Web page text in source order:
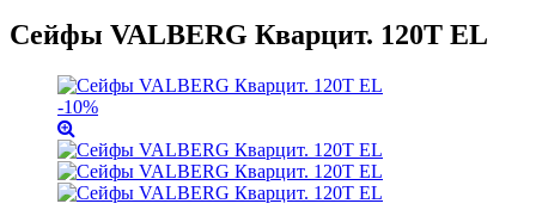
Сейфы VALBERG Кварцит. 120Т EL
-10%